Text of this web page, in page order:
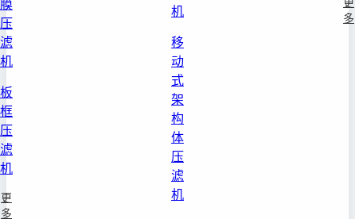
膜
压
滤
机
板
框
压
滤
机
更
多
机
移
动
式
架
构
体
压
滤
机
更
多